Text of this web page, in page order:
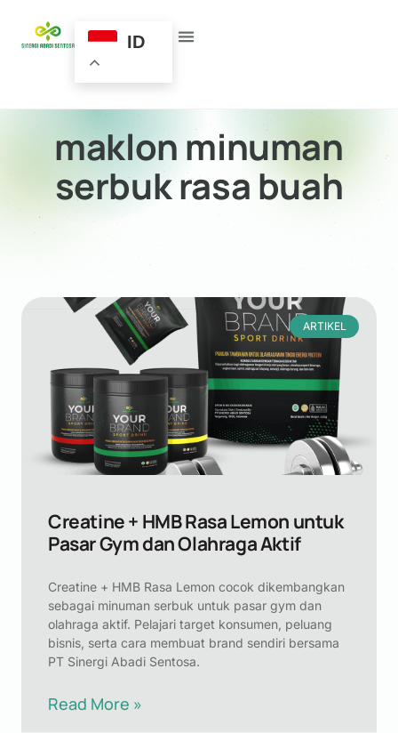
ID
maklon minuman
serbuk rasa buah
ARTIKEL
Creatine + HMB Rasa Lemon untuk
Pasar Gym dan Olahraga Aktif
Creatine + HMB Rasa Lemon cocok dikembangkan
sebagai minuman serbuk untuk pasar gym dan
olahraga aktif. Pelajari target konsumen, peluang
bisnis, serta cara membuat brand sendiri bersama
PT Sinergi Abadi Sentosa.
Read More »